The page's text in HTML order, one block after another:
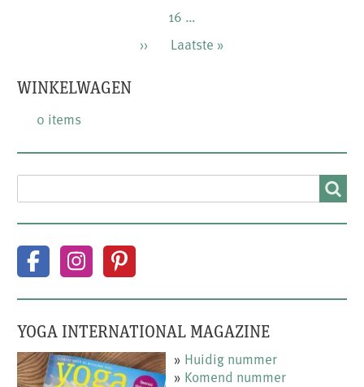
Pagina
16 …
Volgende
››
Laatste
Laatste »
WINKELWAGEN
0 items
YOGA INTERNATIONAL MAGAZINE
» Huidig nummer
» Komend nummer